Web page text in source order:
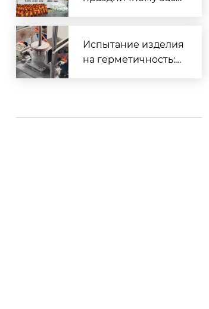
тиваль.
Испытание изделия
на герметичность: